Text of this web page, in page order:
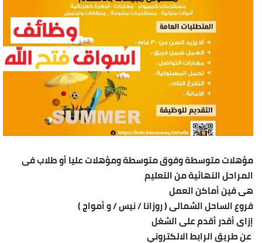
مؤهلات متوسطة وفوق متوسطة ومؤهلات عليا أو طلاب فى
المراحل النهائية من التعليم
هى فين أماكن العمل
فروع الساحل الشمالى ( روزانا / نيس / و أمواج )
إزاى أقدر أقدم على الشغل
عن طريق الرابط الالكتروني